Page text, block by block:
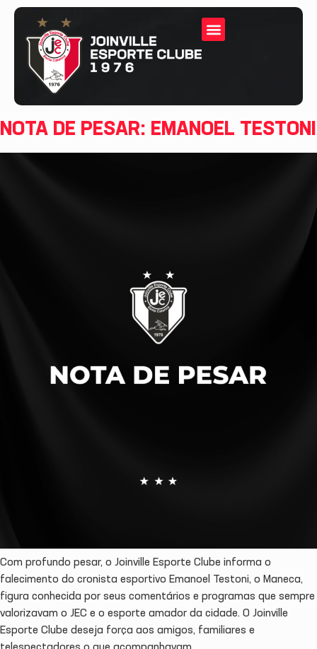
NOTA DE PESAR: EMANOEL TESTONI
Com profundo pesar, o Joinville Esporte Clube informa o
falecimento do cronista esportivo Emanoel Testoni, o Maneca,
figura conhecida por seus comentários e programas que sempre
valorizavam o JEC e o esporte amador da cidade. O Joinville
Esporte Clube deseja força aos amigos, familiares e